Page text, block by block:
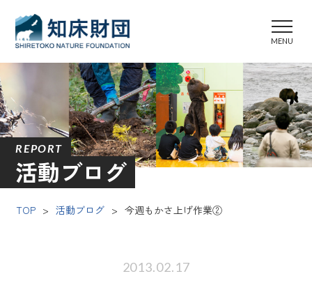
REPORT
活動ブログ
TOP > 活動ブログ > 今週もかさ上げ作業②
2013.02.17